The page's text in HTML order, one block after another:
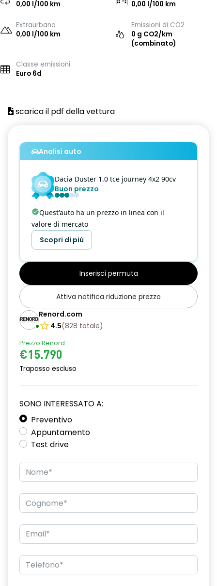
0,00 l/100 km
0,00 l/100 km
Extraurbano
0,00 l/100 km
Emissioni di CO2
0 g CO2/km
(combinato)
Classe emissioni
Euro 6d
scarica il pdf della vettura
Analisi auto
Dacia Duster 1.0 tce journey 4x2 90cv
Buon prezzo
Quest'auto ha un prezzo in linea con il
valore di mercato
Scopri di più
Inserisci permuta
Attiva notifica riduzione prezzo
Renord.com
4.5(828 totale)
Prezzo Renord
€15.790
Trapasso escluso
SONO INTERESSATO A:
Preventivo
Appuntamento
Test drive